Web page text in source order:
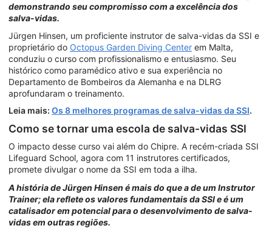
demonstrando seu compromisso com a excelência dos
salva-vidas.
Jürgen Hinsen, um proficiente instrutor de salva-vidas da SSI e
proprietário do Octopus Garden Diving Center em Malta,
conduziu o curso com profissionalismo e entusiasmo. Seu
histórico como paramédico ativo e sua experiência no
Departamento de Bombeiros da Alemanha e na DLRG
aprofundaram o treinamento.
Leia mais: Os 8 melhores programas de salva-vidas da SSI.
Como se tornar uma escola de salva-vidas SSI
O impacto desse curso vai além do Chipre. A recém-criada SSI
Lifeguard School, agora com 11 instrutores certificados,
promete divulgar o nome da SSI em toda a ilha.
A história de Jürgen Hinsen é mais do que a de um Instrutor
Trainer; ela reflete os valores fundamentais da SSI e é um
catalisador em potencial para o desenvolvimento de salva-
vidas em outras regiões.